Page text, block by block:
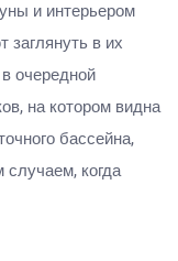
и интерьером
заглянуть в их
очередной
на котором видна
бассейна,
когда